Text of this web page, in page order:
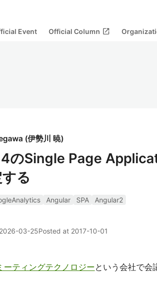
Event Official Column open_in_new
(伊勢川 暁)
のSingle Page
る
Angular SPA
Angular2
2026-03-25Posted at 2017-10-01
ーティングテクノロジー という会社で会